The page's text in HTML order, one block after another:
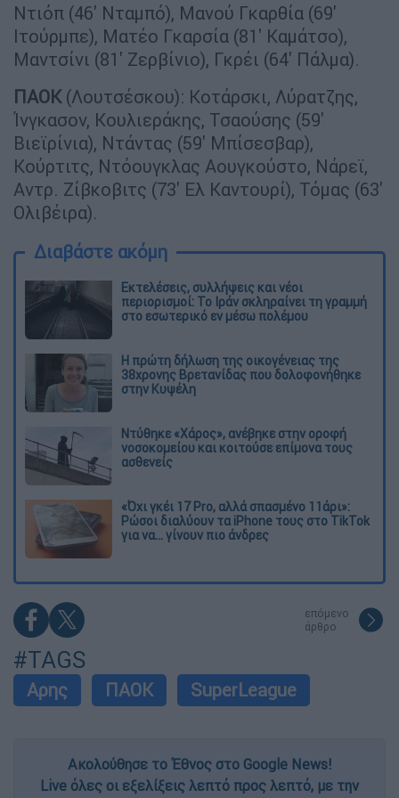
Ντιόπ (46' Νταμπό), Μανού Γκαρθία (69'
Ιτούρμπε), Ματέο Γκαρσία (81' Καμάτσο),
Μαντσίνι (81' Ζερβίνιο), Γκρέι (64' Πάλμα).
ΠΑΟΚ(Λουτσέσκου): Κοτάρσκι, Λύρατζης,
Ίνγκασον, Κουλιεράκης, Τσαούσης (59'
Βιεϊρίνια), Ντάντας (59' Μπίσεσβαρ),
Κούρτιτς, Ντόουγκλας Αουγκούστο, Νάρεϊ,
Αντρ. Ζίβκοβιτς (73' Ελ Καντουρί), Τόμας (63'
Ολιβέιρα).
Διαβάστε ακόμη
Εκτελέσεις, συλλήψεις και νέοι
περιορισμοί: Το Ιράν σκληραίνει τη γραμμή
στο εσωτερικό εν μέσω πολέμου
Η πρώτη δήλωση της οικογένειας της
38χρονης Βρετανίδας που δολοφονήθηκε
στην Κυψέλη
Ντύθηκε «Χάρος», ανέβηκε στην οροφή
νοσοκομείου και κοιτούσε επίμονα τους
ασθενείς
«Όχι γκέι 17 Pro, αλλά σπασμένο 11άρι»:
Ρώσοι διαλύουν τα iPhone τους στο TikTok
για να... γίνουν πιο άνδρες
επόμενο
άρθρο
#TAGS
Αρης ΠΑΟΚ SuperLeague
Ακολούθησε το Έθνος στο Google News!
Live όλες οι εξελίξεις λεπτό προς λεπτό, με την